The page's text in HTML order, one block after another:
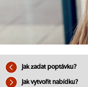
Jak zadat poptávku?
Jak vytvořit nabídku?